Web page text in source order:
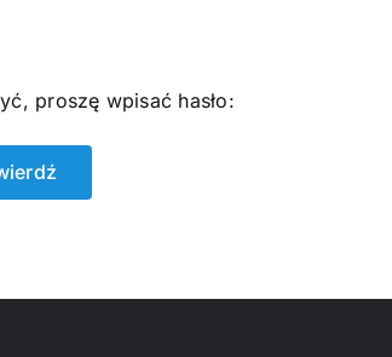
proszę wpisać hasło: